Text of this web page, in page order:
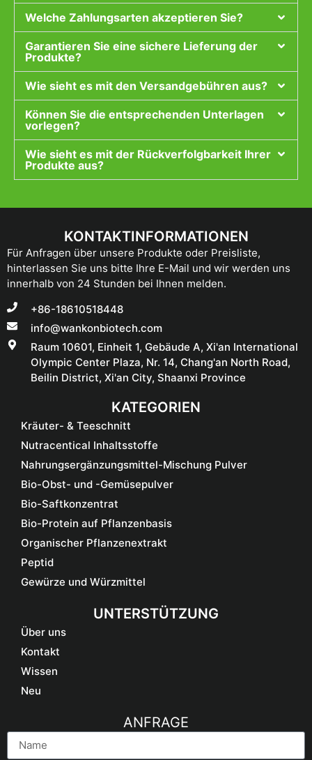
Welche Zahlungsarten akzeptieren Sie?
Garantieren Sie eine sichere Lieferung der
Produkte?
Wie sieht es mit den Versandgebühren aus?
Können Sie die entsprechenden Unterlagen
vorlegen?
Wie sieht es mit der Rückverfolgbarkeit Ihrer
Produkte aus?
KONTAKTINFORMATIONEN
Für Anfragen über unsere Produkte oder Preisliste,
hinterlassen Sie uns bitte Ihre E-Mail und wir werden uns
innerhalb von 24 Stunden bei Ihnen melden.
+86-18610518448
info@wankonbiotech.com
Raum 10601, Einheit 1, Gebäude A, Xi'an International
Olympic Center Plaza, Nr. 14, Chang'an North Road,
Beilin District, Xi'an City, Shaanxi Province
KATEGORIEN
Kräuter- & Teeschnitt
Nutracentical Inhaltsstoffe
Nahrungsergänzungsmittel-Mischung Pulver
Bio-Obst- und -Gemüsepulver
Bio-Saftkonzentrat
Bio-Protein auf Pflanzenbasis
Organischer Pflanzenextrakt
Peptid
Gewürze und Würzmittel
UNTERSTÜTZUNG
Über uns
Kontakt
Wissen
Neu
ANFRAGE